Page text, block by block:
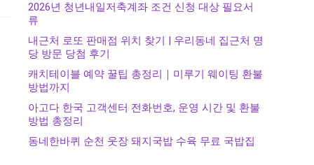
2026년 청년내일저축계좌 조건 신청 대상 필요서
류
내근처 로또 판매점 위치 찾기 | 우리동네 집근처 명
당 방문 당첨 후기
캐치테이블 예약 꿀팁 총정리｜미루기 웨이팅 환불
방법까지
아고다 한국 고객센터 전화번호, 운영 시간 및 환불
방법 총정리
동네한바퀴 순천 웃장 돼지국밥 수육 무료 국밥집